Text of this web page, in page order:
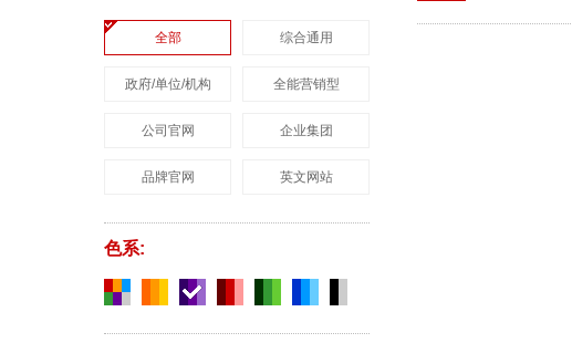
全部 综合通用
政府/单位/机构 全能营销型
公司官网 企业集团
品牌官网 英文网站
色系: